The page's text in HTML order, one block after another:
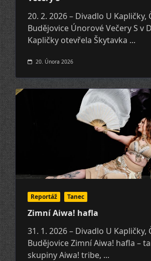
20. 2. 2026 – Divadlo U Kapličky,
Budějovice Únorové Večery S v
Kapličky otevřela Škytavka ...
20. Února 2026
Reportáž Tanec
Zimní Aiwa! hafla
31. 1. 2026 – Divadlo U Kapličky,
Budějovice Zimní Aiwa! hafla –
skupiny Aiwa! tribe, ...